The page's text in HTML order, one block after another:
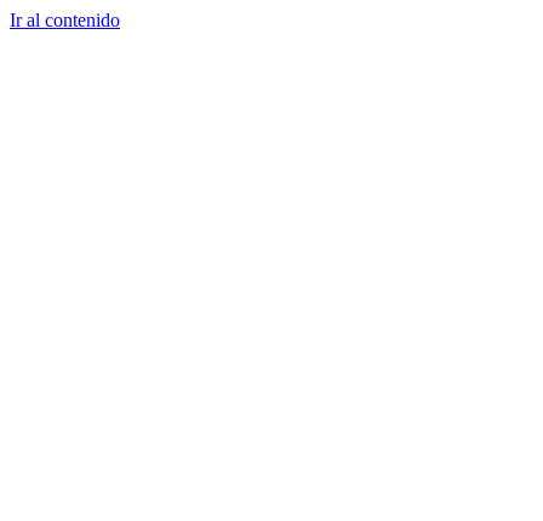
Ir al contenido